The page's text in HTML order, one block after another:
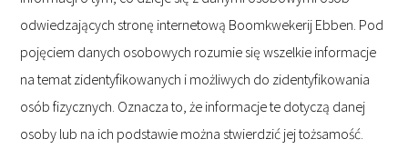
ROZWIĄZANIA
ASORTYMENT
PROJEKTY
CENTRUM WIEDZY
odwiedzających stronę internetową Boomkwekerij Ebben. Pod
pojęciem danych osobowych rozumie się wszelkie informacje
na temat zidentyfikowanych i możliwych do zidentyfikowania
osób fizycznych. Oznacza to, że informacje te dotyczą danej
osoby lub na ich podstawie można stwierdzić jej tożsamość.